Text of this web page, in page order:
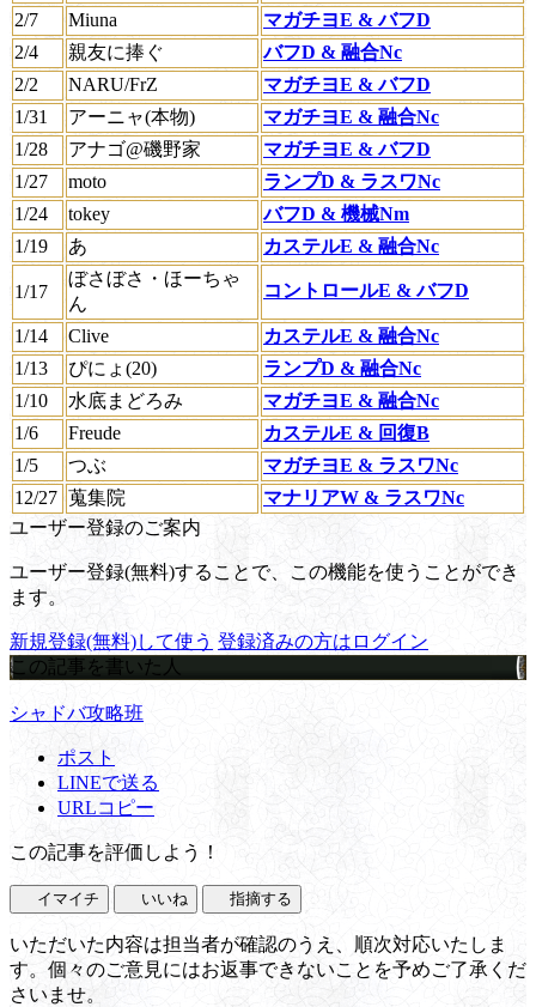
2/7 Miuna
マガチヨE & バフD
2/4
親友に捧ぐ
バフD & 融合Nc
2/2
NARU/FrZ
マガチヨE & バフD
1/31
アーニャ(本物)
マガチヨE & 融合Nc
1/28
アナゴ@磯野家
マガチヨE & バフD
1/27
moto
ランプD & ラスワNc
1/24
tokey
バフD & 機械Nm
1/19
あ カステルE & 融合Nc
1/17
ぼさぼさ・ほーちゃ
ん
コントロールE & バフD
1/14 Clive
カステルE & 融合Nc
1/13
ぴにょ(20)
ランプD & 融合Nc
1/10
水底まどろみ
マガチヨE & 融合Nc
1/6
Freude
カステルE & 回復B
1/5
つぶ
マガチヨE & ラスワNc
12/27 蒐集院
マナリアW & ラスワNc
ユーザー登録のご案内
ユーザー登録(無料)することで、この機能を使うことができ
ます。
新規登録(無料)して使う 登録済みの方はログイン
この記事を書いた人
シャドバ攻略班
ポスト
LINEで送る
URLコピー
この記事を評価しよう！
イマイチ いいね 指摘する
いただいた内容は担当者が確認のうえ、順次対応いたしま
す。個々のご意見にはお返事できないことを予めご了承くだ
さいませ。